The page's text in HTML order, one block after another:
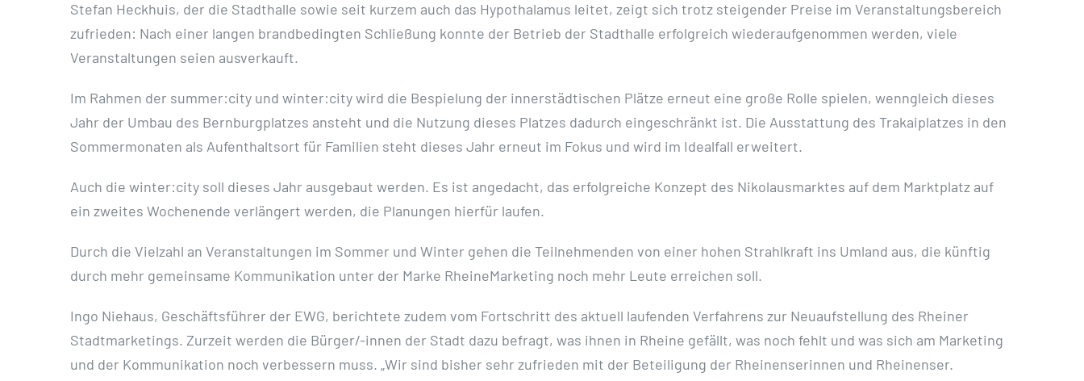
Stefan Heckhuis, der die Stadthalle sowie seit kurzem auch das Hypothalamus leitet, zeigt sich trotz steigender Preise im Veranstaltungsbereich
zufrieden: Nach einer langen brandbedingten Schließung konnte der Betrieb der Stadthalle erfolgreich wiederaufgenommen werden, viele
Veranstaltungen seien ausverkauft.
Im Rahmen der summer:city und winter:city wird die Bespielung der innerstädtischen Plätze erneut eine große Rolle spielen, wenngleich dieses
Jahr der Umbau des Bernburgplatzes ansteht und die Nutzung dieses Platzes dadurch eingeschränkt ist. Die Ausstattung des Trakaiplatzes in den
Sommermonaten als Aufenthaltsort für Familien steht dieses Jahr erneut im Fokus und wird im Idealfall erweitert.
Auch die winter:city soll dieses Jahr ausgebaut werden. Es ist angedacht, das erfolgreiche Konzept des Nikolausmarktes auf dem Marktplatz auf
ein zweites Wochenende verlängert werden, die Planungen hierfür laufen.
Durch die Vielzahl an Veranstaltungen im Sommer und Winter gehen die Teilnehmenden von einer hohen Strahlkraft ins Umland aus, die künftig
durch mehr gemeinsame Kommunikation unter der Marke RheineMarketing noch mehr Leute erreichen soll.
Ingo Niehaus, Geschäftsführer der EWG, berichtete zudem vom Fortschritt des aktuell laufenden Verfahrens zur Neuaufstellung des Rheiner
Stadtmarketings. Zurzeit werden die Bürger/-innen der Stadt dazu befragt, was ihnen in Rheine gefällt, was noch fehlt und was sich am Marketing
und der Kommunikation noch verbessern muss. „Wir sind bisher sehr zufrieden mit der Beteiligung der Rheinenserinnen und Rheinenser.